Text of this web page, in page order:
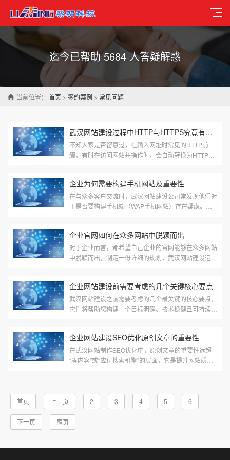
迄今已帮助 5684 人答疑解惑
当前位置： 首页 > 签约案例 > 常见问题
武汉网站建设过程中HTTP与HTTPS究竟有何差异
不知大家是否留意过，在输入网址时常见的HTTP前
缀，有时在访问网站并操作时，会自动转换为HTTPS
H···
企业为何需要构建手机网站及重要性
在与众多客户交流时，武汉网站建设公司常发现他们对
于是否要构建手机端（WAP手机网站）存在疑虑。因
有了电脑···
企业官网如何在众多网站中脱颖而出
对于企业而言，都希望自己企业的官网能够在众多网站
中脱颖而出，制定一份详细的规划，武汉网站建设运营
总是庞···
企业网站建设前需要考虑的几个关键核心要点
武汉网站建设之前需要考虑的几个最关键的核心要点，
它们将帮助您构建一个目标明确、技术稳健且可持续成
企业网站建设SEO优化原创文章的重要性
在武汉网站制作SEO优化中，原创文章的重要性远超
“凑内容”或“应付搜索引擎”的层面，它是提升网站质
首页
上一页 2 3 4 5 6
下一页 尾页